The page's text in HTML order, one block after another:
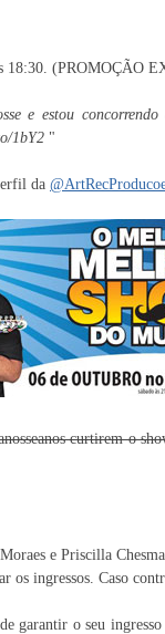
18:30. (PROMOÇÃO
e estou
1bY2 "
da
curtirem o
e Priscilla
ingressos. Caso
garantir o seu